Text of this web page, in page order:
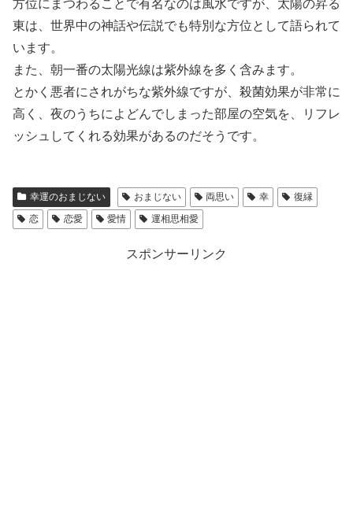
方位にまつわることで有名なのは風水ですが、太陽の昇る
東は、世界中の神話や伝説でも特別な方位として語られて
います。
また、朝一番の太陽光線は紫外線を多く含みます。
とかく悪者にされがちな紫外線ですが、殺菌効果が非常に
高く、夜のうちによどんでしまった部屋の空気を、リフレ
ッシュしてくれる効果があるのだそうです。
幸運のおまじない おまじない 両思い 幸
復縁
恋
恋愛 愛情 運相思相愛
スポンサーリンク